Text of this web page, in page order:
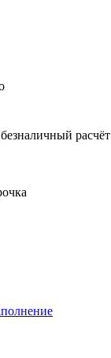
расчёт